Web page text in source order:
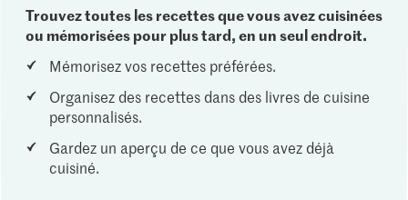
Trouvez toutes les recettes que vous avez cuisinées
ou mémorisées pour plus tard, en un seul endroit.
Mémorisez vos recettes préférées.
Organisez des recettes dans des livres de cuisine
personnalisés.
Gardez un aperçu de ce que vous avez déjà
cuisiné.